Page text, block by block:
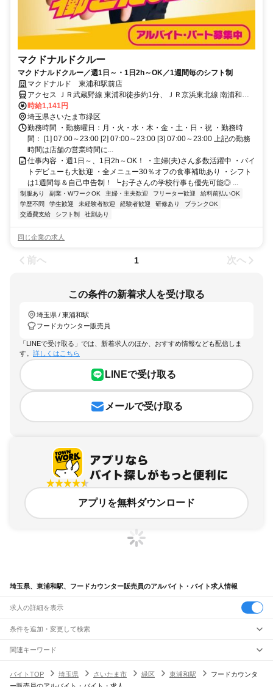
マクドナルドクルー
マクドナルドクルー／週1日～・1日2h～OK／1週間毎のシフト制
マクドナルド 東浦和駅前店
アクセス ＪＲ武蔵野線 東浦和徒歩約1分、ＪＲ京浜東北線 南浦和東
口徒歩約53分、ＪＲ武蔵野線 南浦和東口徒歩約53分 東浦和 [JR武蔵
野線] 東川口 [JR武蔵野線] 東川口 [埼玉高速鉄道線] 新井宿 [埼玉高速
鉄道線] 南浦和 [JR武蔵野線]
時給1,141円
埼玉県さいたま市緑区
勤務時間 ・勤務曜日：月・火・水・木・金・土・日・祝 ・勤務時
間： [1] 07:00～23:00 [2] 07:00～23:00 [3] 07:00～23:00 上記の勤務
時間は店舗の営業時間に...
仕事内容 ・週1日～、1日2h～OK！ ・主婦(夫)さん多数活躍中 ・バイ
トデビューも大歓迎 ・全メニュー30％オフの食事補助あり ・シフト
は1週間毎＆自己申告制！ ┗お子さんの学校行事も優先可能◎ ...
制服あり 副業・WワークOK 主婦・主夫歓迎 フリーター歓迎
給料前払いOK
学歴不問
学生歓迎 未経験者歓迎 経験者歓迎 研修あり
ブランクOK
交通費支給
シフト制 社割あり
同じ企業の求人
前へ 1 次へ
この条件の新着求人を受け取る
埼玉県 / 東浦和駅
フードカウンター販売員
「LINEで受け取る」では、新着求人のほか、おすすめ情報なども配信しま
す。 詳しくはこちら
LINEで受け取る
メールで受け取る
アプリを無料ダウンロード
埼玉県、東浦和駅、フードカウンター販売員のアルバイト・バイト求人情報
求人の詳細を表示
条件を追加・変更して検索
市区町村を追加・変更
埼玉県すべて
駅を追加・変更
関連キーワード
バイトTOP
埼玉県 さいたま市 緑区 東浦和駅
フードカウンタ
ー販売員のアルバイト・バイト・求人